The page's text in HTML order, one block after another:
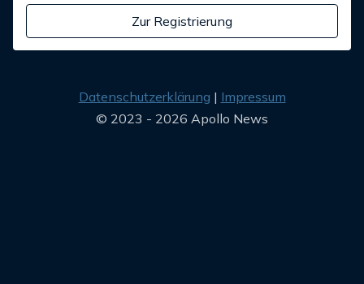
Zur Registrierung
Datenschutzerklärung
Impressum
© 2023 - 2026 Apollo News